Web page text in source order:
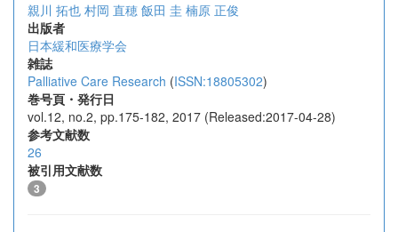
親川 拓也 村岡 直穂 飯田 圭 楠原 正俊
出版者
日本緩和医療学会
雑誌
Palliative Care Research (ISSN:18805302)
巻号頁・発行日
vol.12, no.2, pp.175-182, 2017 (Released:2017-04-28)
参考文献数
26
被引用文献数
3